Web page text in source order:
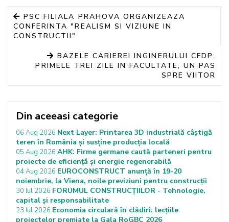
PSC FILIALA PRAHOVA ORGANIZEAZA
CONFERINTA "REALISM SI VIZIUNE IN
CONSTRUCTII"
BAZELE CARIEREI INGINERULUI CFDP:
PRIMELE TREI ZILE IN FACULTATE, UN PAS
SPRE VIITOR
Din aceeasi categorie
06 Aug 2026 Next Layer: Printarea 3D industrială câștigă
teren în România și susține producția locală
05 Aug 2026 AHK: Firme germane caută parteneri pentru
proiecte de eficiență și energie regenerabilă
04 Aug 2026 EUROCONSTRUCT anunță în 19-20
noiembrie, la Viena, noile previziuni pentru construcții
30 Iul 2026 FORUMUL CONSTRUCȚIILOR - Tehnologie,
capital și responsabilitate
23 Iul 2026 Economia circulară în clădiri: lecțiile
proiectelor premiate la Gala RoGBC 2026